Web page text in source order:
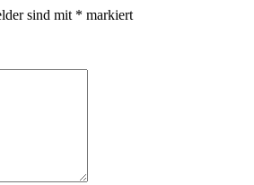
sind mit * markiert